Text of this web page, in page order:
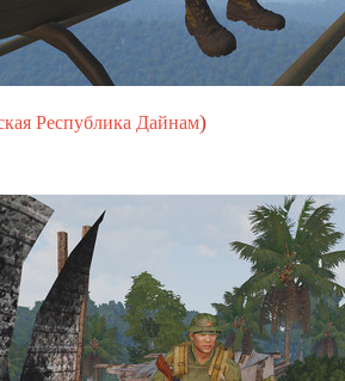
Республика Дайнам)